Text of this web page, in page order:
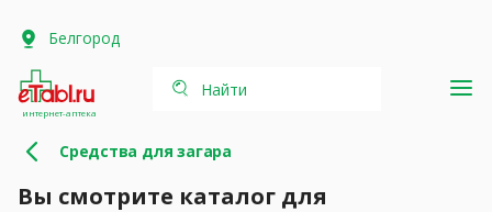
Белгород
интернет-аптека
Найти
Средства для загара
Вы смотрите каталог для